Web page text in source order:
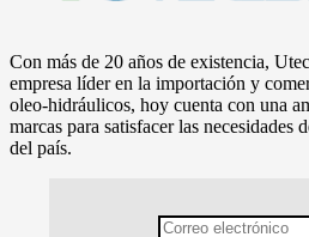
Con más de 20 años de existencia,
empresa líder en la importación y
oleo-hidráulicos, hoy cuenta con una
marcas para satisfacer las necesidades
del país.